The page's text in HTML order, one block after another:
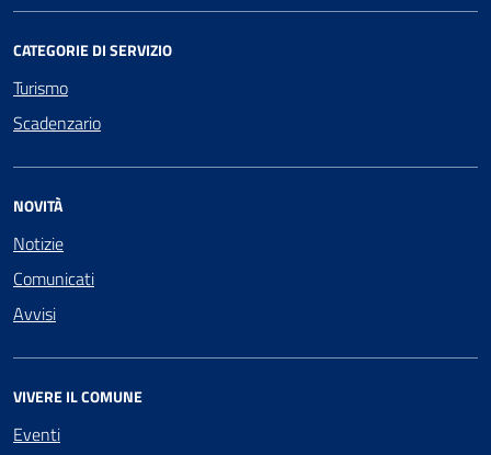
CATEGORIE DI SERVIZIO
Turismo
Scadenzario
NOVITÀ
Notizie
Comunicati
Avvisi
VIVERE IL COMUNE
Eventi